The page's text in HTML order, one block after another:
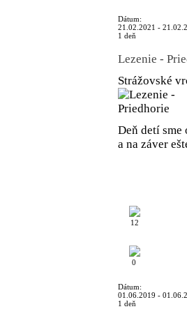
Dátum:
21.02.2021 -
1 deň
Lezenie -
Strážovské
Deň detí
a na záver
12
0
Dátum:
01.06.2019 -
1 deň